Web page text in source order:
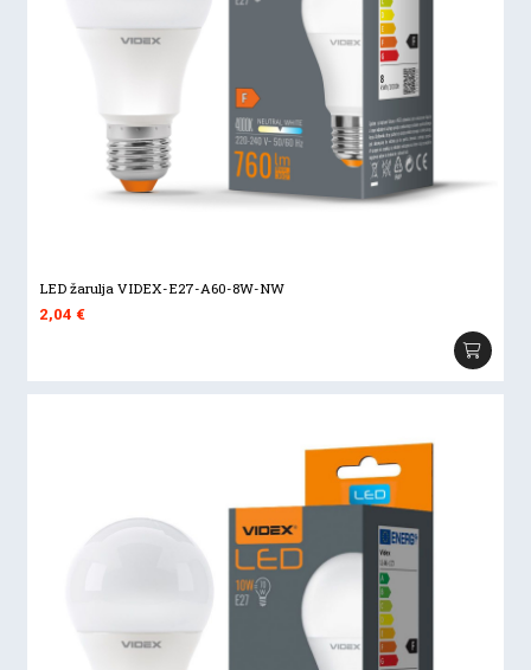
LED žarulja VIDEX-E27-A60-8W-NW
2,04€